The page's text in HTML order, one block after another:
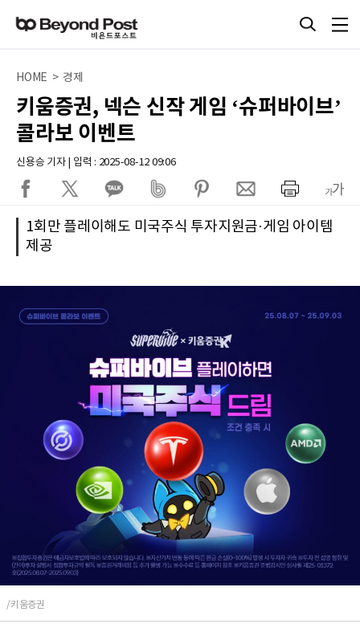
HOME > 경제
키움증권, 넥슨 신작 게임 ‘슈퍼바이브’
콜라보 이벤트
신용승 기자 | 입력 : 2025-08-12 09:06
1회만 플레이해도 미국주식 투자지원금·게임 아이템
제공
/키움증권